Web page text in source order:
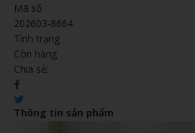
Mã số
202603-8664
Tình trạng
Còn hàng
Chia sẻ:
Thông tin sản phẩm